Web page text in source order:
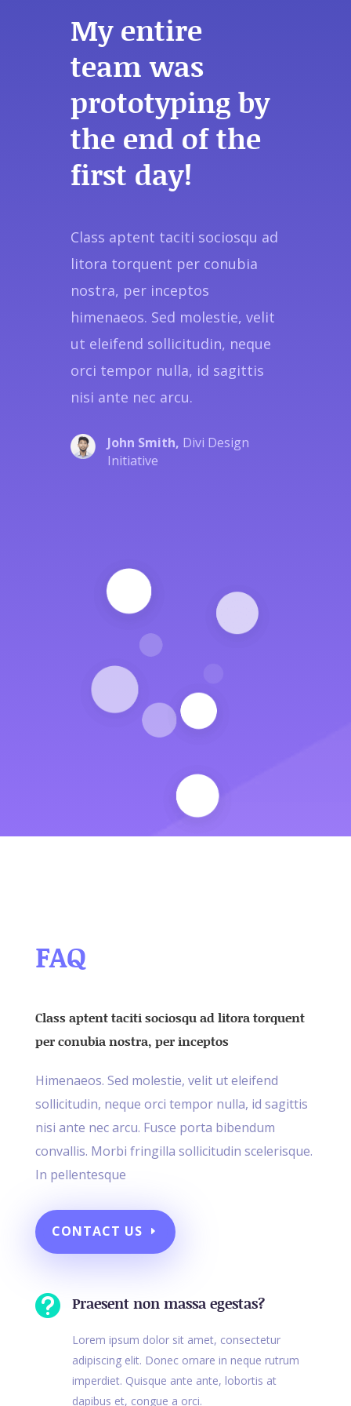
My entire
team was
prototyping by
the end of the
first day!
Class aptent taciti sociosqu ad
litora torquent per conubia
nostra, per inceptos
himenaeos. Sed molestie, velit
ut eleifend sollicitudin, neque
orci tempor nulla, id sagittis
nisi ante nec arcu.
John Smith, Divi Design
Initiative
FAQ
Class aptent taciti sociosqu ad litora torquent
per conubia nostra, per inceptos
Himenaeos. Sed molestie, velit ut eleifend
sollicitudin, neque orci tempor nulla, id sagittis
nisi ante nec arcu. Fusce porta bibendum
convallis. Morbi fringilla sollicitudin scelerisque.
In pellentesque
CONTACT US
 Praesent non massa egestas?
Lorem ipsum dolor sit amet, consectetur
adipiscing elit. Donec ornare in neque rutrum
imperdiet. Quisque ante ante, lobortis at
dapibus et, congue a orci.